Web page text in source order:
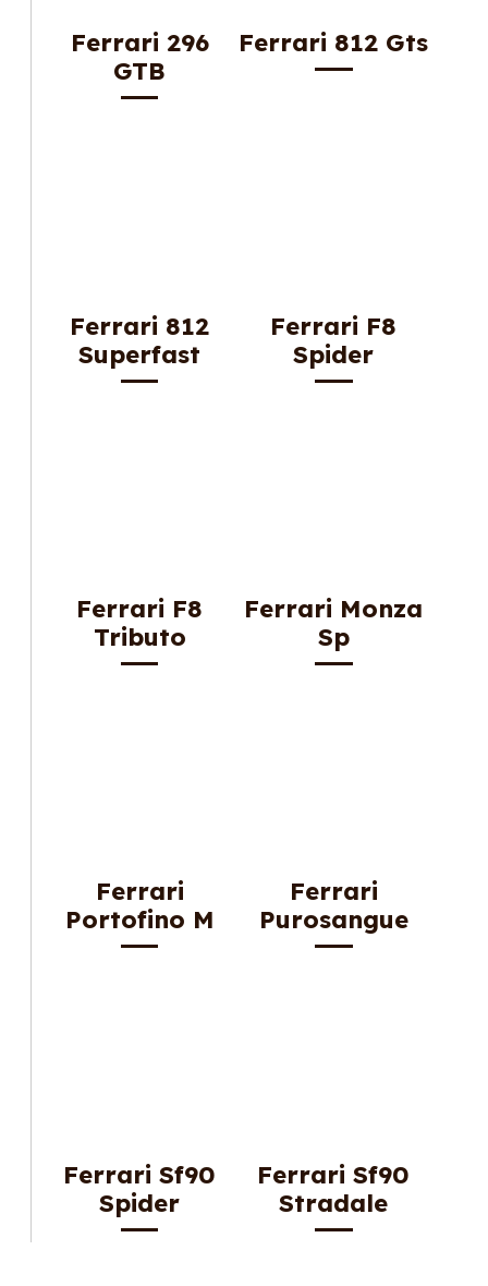
Ferrari 296
GTB
Ferrari 812 Gts
Ferrari 812
Superfast
Ferrari F8
Spider
Ferrari F8
Tributo
Ferrari Monza
Sp
Ferrari
Portofino M
Ferrari
Purosangue
Ferrari Sf90
Spider
Ferrari Sf90
Stradale